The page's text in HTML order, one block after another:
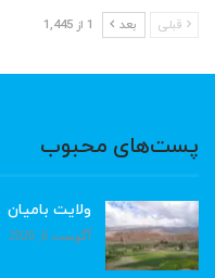
قبلی بعد 1 از 1,445
پست‌های محبوب
ولایت بامیان
آگوست 6, 2026